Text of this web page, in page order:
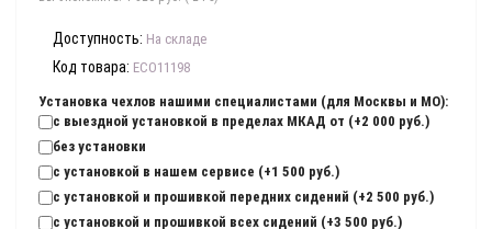
Доступность: На складе
Код товара: ECO11198
Установка чехлов нашими специалистами (для Москвы и МО):
с выездной установкой в пределах МКАД от (+2 000 руб.)
без установки
с установкой в нашем сервисе (+1 500 руб.)
с установкой и прошивкой передних сидений (+2 500 руб.)
с установкой и прошивкой всех сидений (+3 500 руб.)